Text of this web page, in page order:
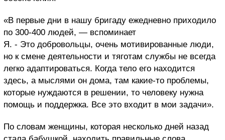
«В первые дни в нашу бригаду ежедневно приходило
по 300-400 людей, — вспоминает
Я. - Это добровольцы, очень мотивированные люди,
но к смене деятельности и тяготам службы не всегда
легко адаптироваться. Когда тело его находится
здесь, а мыслями он дома, там какие-то проблемы,
которые нуждаются в решении, то человеку нужна
помощь и поддержка. Все это входит в мои задачи».
По словам женщины, которая несколько дней назад